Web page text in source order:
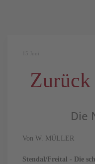
Zurück
Die
Von W. MÜLLER
Stendal/Freital - Die